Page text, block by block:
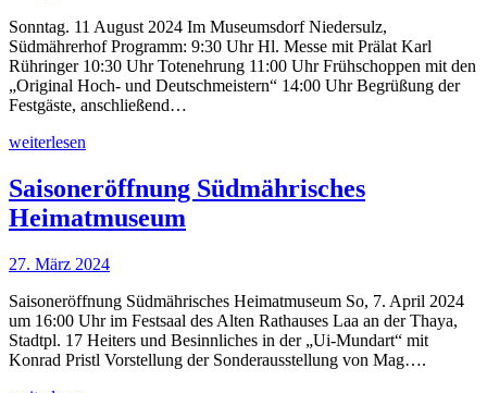
Sonntag. 11 August 2024 Im Museumsdorf Niedersulz,
Südmährerhof Programm: 9:30 Uhr Hl. Messe mit Prälat Karl
Rühringer 10:30 Uhr Totenehrung 11:00 Uhr Frühschoppen mit den
„Original Hoch- und Deutschmeistern“ 14:00 Uhr Begrüßung der
Festgäste, anschließend…
weiterlesen
Saisoneröffnung Südmährisches
Heimatmuseum
27. März 2024
Saisoneröffnung Südmährisches Heimatmuseum So, 7. April 2024
um 16:00 Uhr im Festsaal des Alten Rathauses Laa an der Thaya,
Stadtpl. 17 Heiters und Besinnliches in der „Ui-Mundart“ mit
Konrad Pristl Vorstellung der Sonderausstellung von Mag….